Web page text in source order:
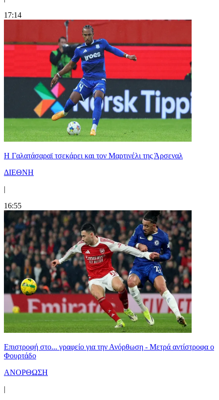
17:14
H Γαλατάσαραϊ τσεκάρει και τον Μαρτινέλι της Άρσεναλ
ΔΙΕΘΝΗ
|
16:55
Επιστροφή στο... γραφείο για την Ανόρθωση - Μετρά αντίστροφα ο
Φουρτάδο
ΑΝΟΡΘΩΣΗ
|